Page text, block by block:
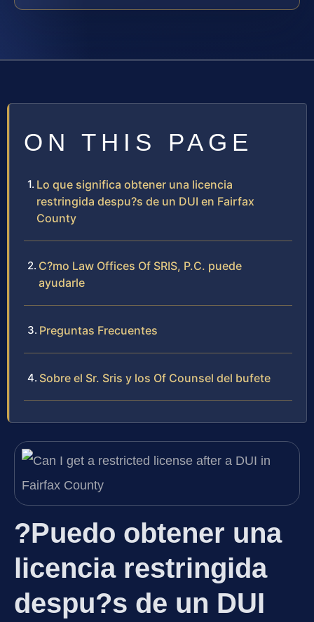
ON THIS PAGE
Lo que significa obtener una licencia
restringida despu?s de un DUI en Fairfax
County
C?mo Law Offices Of SRIS, P.C. puede
ayudarle
Preguntas Frecuentes
Sobre el Sr. Sris y los Of Counsel del bufete
?Puedo obtener una
licencia restringida
despu?s de un DUI